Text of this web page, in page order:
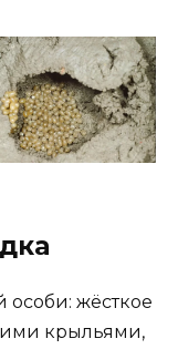
особи: жёсткое
крыльями,